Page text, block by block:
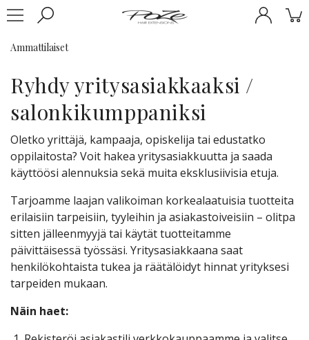
Ammattilaiset
Ryhdy yritysasiakkaaksi /
salonkikumppaniksi
Oletko yrittäjä, kampaaja, opiskelija tai edustatko
oppilaitosta? Voit hakea yritysasiakkuutta ja saada
käyttöösi alennuksia sekä muita eksklusiivisia etuja.
Tarjoamme laajan valikoiman korkealaatuisia tuotteita
erilaisiin tarpeisiin, tyyleihin ja asiakastoiveisiin – olitpa
sitten jälleenmyyjä tai käytät tuotteitamme
päivittäisessä työssäsi. Yritysasiakkaana saat
henkilökohtaista tukea ja räätälöidyt hinnat yrityksesi
tarpeiden mukaan.
Näin haet: